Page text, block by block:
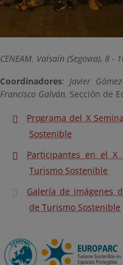
CENEAM. Valsaín (Segovia), 8 -
Coordinadores: Javier
Francisco Galván, Sección de
Programa del X
Sostenible
Participantes en el X
Turismo Sostenible
Galería de imágenes
de Turismo Sostenible